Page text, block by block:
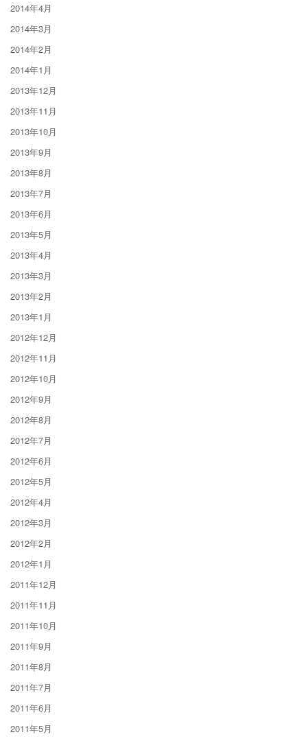
2014年4月
2014年3月
2014年2月
2014年1月
2013年12月
2013年11月
2013年10月
2013年9月
2013年8月
2013年7月
2013年6月
2013年5月
2013年4月
2013年3月
2013年2月
2013年1月
2012年12月
2012年11月
2012年10月
2012年9月
2012年8月
2012年7月
2012年6月
2012年5月
2012年4月
2012年3月
2012年2月
2012年1月
2011年12月
2011年11月
2011年10月
2011年9月
2011年8月
2011年7月
2011年6月
2011年5月